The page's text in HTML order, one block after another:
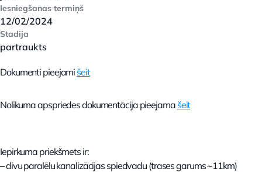
Iesniegšanas termiņš
12/02/2024
Stadija
partraukts
Dokumenti pieejami šeit
Nolikuma apspriedes dokumentācija pieejama šeit
Iepirkuma priekšmets ir:
– divu paralēlu kanalizācijas spiedvadu (trases garums ~11km)